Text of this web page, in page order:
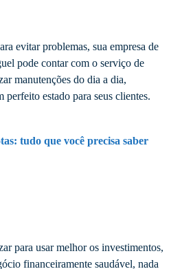
evitar problemas, sua empresa de
pode contar com o serviço de
manutenções do dia a dia,
estado para seus clientes.
tudo que você precisa saber
para usar melhor os investimentos,
financeiramente saudável, nada